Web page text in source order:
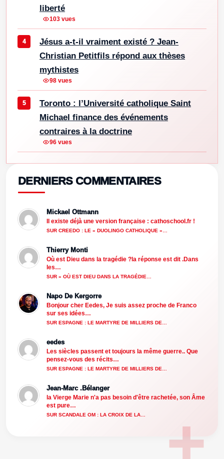
liberté
103 vues
Jésus a-t-il vraiment existé ? Jean-
Christian Petitfils répond aux thèses
mythistes
98 vues
Toronto : l’Université catholique Saint
Michael finance des événements
contraires à la doctrine
96 vues
DERNIERS COMMENTAIRES
Mickael Ottmann
Il existe déjà une version française : cathoschool.fr !
SUR CREEDO : LE « DUOLINGO CATHOLIQUE »…
Thierry Monti
Où est Dieu dans la tragédie ?la réponse est dit .Dans
les…
SUR « OÙ EST DIEU DANS LA TRAGÉDIE…
Napo De Kergorre
Bonjour cher Eedes, Je suis assez proche de Franco
sur ses idées…
SUR ESPAGNE : LE MARTYRE DE MILLIERS DE…
eedes
Les siècles passent et toujours la même guerre.. Que
pensez-vous des récits…
SUR ESPAGNE : LE MARTYRE DE MILLIERS DE…
Jean-Marc .Bélanger
la Vierge Marie n'a pas besoin d'être rachetée, son Âme
est pure…
SUR SCANDALE OM : LA CROIX DE LA…